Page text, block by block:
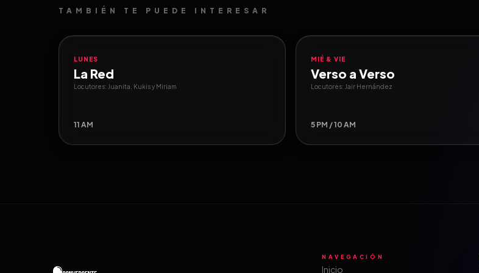
TAMBIÉN TE PUEDE INTERESAR
LUNES
La Red
Locutores: Juanita, Kukis y Miriam
11 AM
MIÉ & VIE
Verso a Verso
Locutores: Jair Hernández
5 PM / 10 AM
NAVEGACIÓN
Inicio